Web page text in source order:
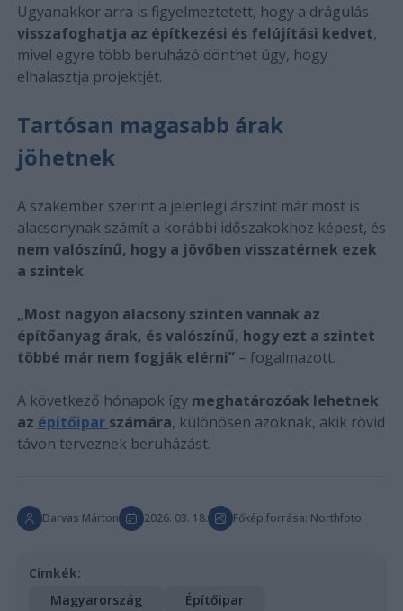
Ugyanakkor arra is figyelmeztetett, hogy a drágulás
visszafoghatja az építkezési és felújítási kedvet,
mivel egyre több beruházó dönthet úgy, hogy
elhalasztja projektjét.
Tartósan magasabb árak
jöhetnek
A szakember szerint a jelenlegi árszint már most is
alacsonynak számít a korábbi időszakokhoz képest, és
nem valószínű, hogy a jövőben visszatérnek ezek
a szintek.
„Most nagyon alacsony szinten vannak az
építőanyag árak, és valószínű, hogy ezt a szintet
többé már nem fogják elérni” – fogalmazott.
A következő hónapok így meghatározóak lehetnek
az építőipar számára, különösen azoknak, akik rövid
távon terveznek beruházást.
Darvas Márton 2026. 03. 18. Főkép forrása: Northfoto
Címkék:
Magyarország
Építőipar